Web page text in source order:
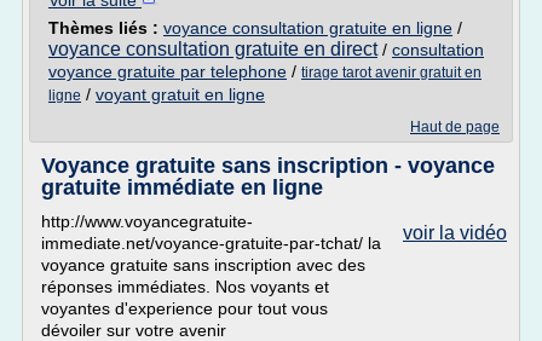
Thèmes liés : voyance consultation gratuite en ligne /
voyance consultation gratuite en direct/ consultation
voyance gratuite par telephone / tirage tarot avenir gratuit en
ligne / voyant gratuit en ligne
Haut de page
Voyance gratuite sans inscription - voyance
gratuite immédiate en ligne
voir la vidéo
http://www.voyancegratuite-
immediate.net/voyance-gratuite-par-tchat/ la
voyance gratuite sans inscription avec des
réponses immédiates. Nos voyants et
voyantes d'experience pour tout vous
dévoiler sur votre avenir